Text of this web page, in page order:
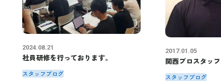
2024.08.21
社員研修を行っております。
スタッフブログ
2017.01.05
関西プロスタッフ
スタッフブログ